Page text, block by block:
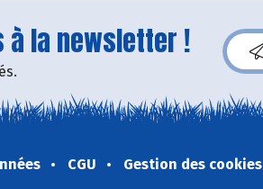
à la newsletter !
CGU Gestion des cookies